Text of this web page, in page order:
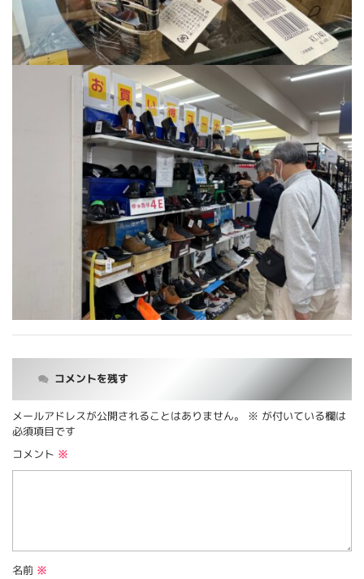
コメントを残す
メールアドレスが公開されることはありません。 ※ が付いている欄は
必須項目です
コメント ※
名前 ※